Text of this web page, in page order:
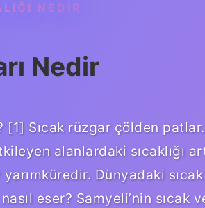
NEDIR
Nedir
Sıcak rüzgar çölden
alanlardaki sıcaklığı
Dünyadaki
eser? Samyeli’nin sıcak